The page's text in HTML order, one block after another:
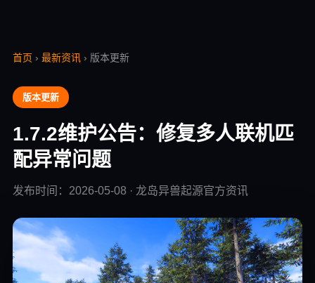
首页 › 最新资讯 › 版本更新
版本更新
1.7.2维护公告：修复多人联机匹
配异常问题
发布时间：2026-05-08 · 龙岛异兽起源官方资讯